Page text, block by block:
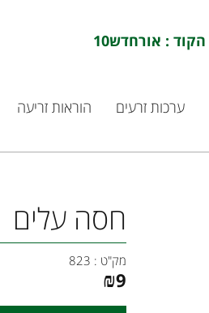
ערכות זרעים הוראות זריעה
חסה עלים
מק"ט : 823
₪9